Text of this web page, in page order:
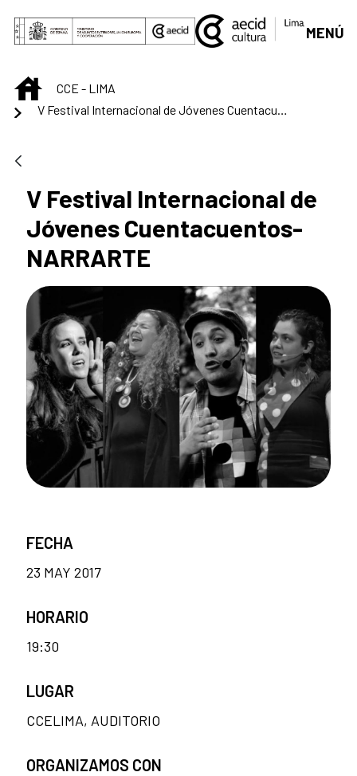
Saltar al contenido principal
MENÚ
INICIOCCE - LIMA
V Festival Internacional de Jóvenes Cuentacuentos-NARRARTE
V Festival Internacional de
Jóvenes Cuentacuentos-
NARRARTE
FECHA
23 MAY 2017
HORARIO
19:30
LUGAR
CCELIMA, AUDITORIO
ORGANIZAMOS CON